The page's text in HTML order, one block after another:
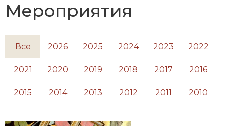
Мероприятия
Все 2026 2025 2024 2023 2022
2021 2020 2019 2018 2017 2016
2015 2014 2013 2012 2011 2010